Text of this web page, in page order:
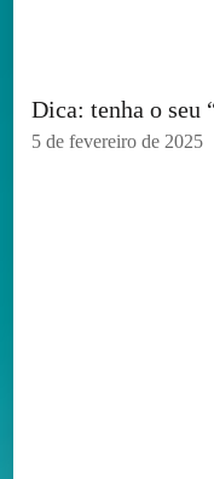
Dica: tenha o seu
5 de fevereiro de 2025